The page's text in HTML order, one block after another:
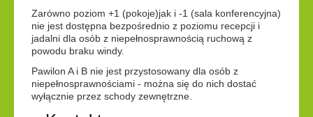
Zarówno poziom +1 (pokoje)jak i -1 (sala konferencyjna)
nie jest dostępna bezpośrednio z poziomu recepcji i
jadalni dla osób z niepełnosprawnością ruchową z
powodu braku windy.
Pawilon A i B nie jest przystosowany dla osób z
niepełnosprawnościami - można się do nich dostać
wyłącznie przez schody zewnętrzne.